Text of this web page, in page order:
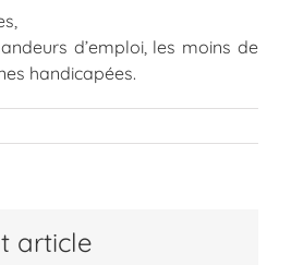
d’emploi, les moins de
handicapées.
article